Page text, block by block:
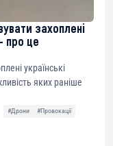
захоплені
про це
українські
яких раніше
#Дрони
#Провокації